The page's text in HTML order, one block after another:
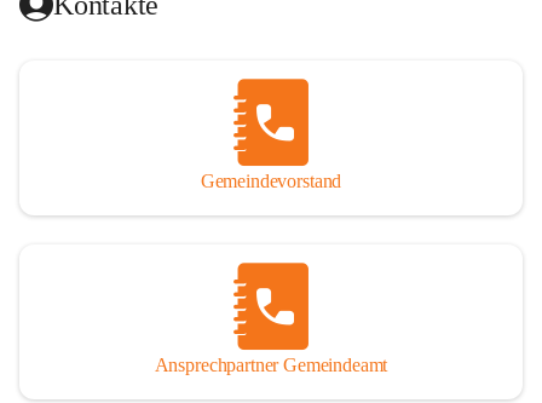
Gemeindevorstand
Ansprechpartner Gemeindeamt